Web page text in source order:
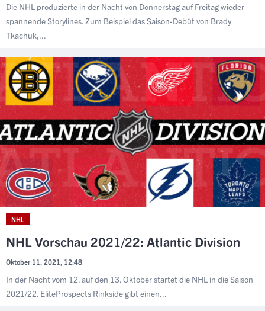
Die NHL produzierte in der Nacht von Donnerstag auf Freitag wieder
spannende Storylines. Zum Beispiel das Saison-Debüt von Brady
Tkachuk,...
NHL
NHL Vorschau 2021/22: Atlantic Division
Oktober 11. 2021, 12:48
In der Nacht vom 12. auf den 13. Oktober startet die NHL in die Saison
2021/22. EliteProspects Rinkside gibt einen...